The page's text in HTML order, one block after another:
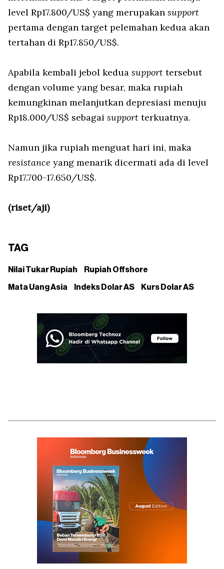
level Rp17.800/US$ yang merupakan support
pertama dengan target pelemahan kedua akan
tertahan di Rp17.850/US$.
Apabila kembali jebol kedua support tersebut
dengan volume yang besar, maka rupiah
kemungkinan melanjutkan depresiasi menuju
Rp18.000/US$ sebagai support terkuatnya.
Namun jika rupiah menguat hari ini, maka
resistance yang menarik dicermati ada di level
Rp17.700-17.650/US$.
(riset/aji)
TAG
Nilai Tukar Rupiah Rupiah Offshore
Mata Uang Asia Indeks Dolar AS Kurs Dolar AS